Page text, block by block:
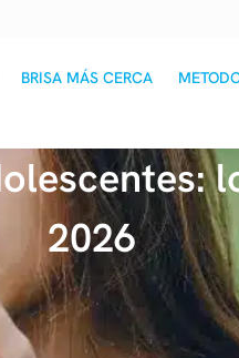
BRISA MÁS CERCA
2026